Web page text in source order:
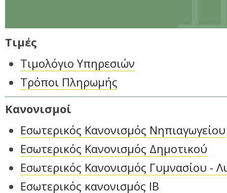
Τιμές
Τιμολόγιο Υπηρεσιών
Τρόποι Πληρωμής
Κανονισμοί
Εσωτερικός Κανονισμός Νηπιαγωγείου
Εσωτερικός Κανονισμός Δημοτικού
Εσωτερικός Κανονισμός Γυμνασίου -
Εσωτερικός κανονισμός IB